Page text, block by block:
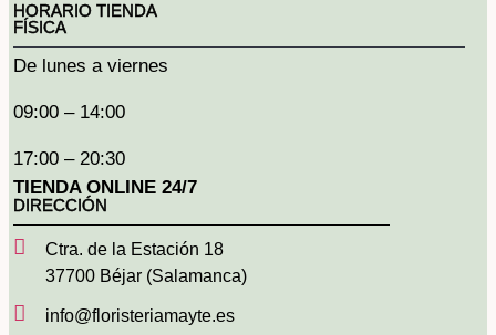
HORARIO TIENDA
FÍSICA
De lunes a viernes
09:00 – 14:00
17:00 – 20:30
TIENDA ONLINE 24/7
DIRECCIÓN
Ctra. de la Estación 18
37700 Béjar (Salamanca)
info@floristeriamayte.es